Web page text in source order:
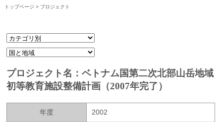
トップページ > プロジェクト
プロジェクト名：ベトナム国第二次北部山岳地域
初等教育施設整備計画（2007年完了）
年度 2002